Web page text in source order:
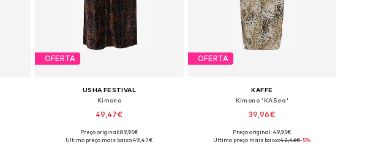
OFERTA
USHA FESTIVAL
Kimono
49,47€
Tamanhos disponíveis: S, M, L, XL, XXL
Preço original: 89,95€
Último preço mais baixo:49,47€
OFERTA
KAFFE
Kimono 'KASea'
39,96€
Disponível em vários tamanhos
Preço original: 49,95€
Último preço mais baixo:42,46€-5%